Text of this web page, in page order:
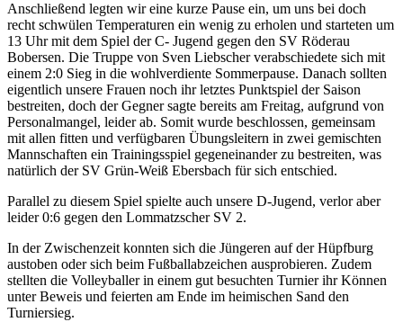
Anschließend legten wir eine kurze Pause ein, um uns bei doch
recht schwülen Temperaturen ein wenig zu erholen und starteten um
13 Uhr mit dem Spiel der C- Jugend gegen den SV Röderau
Bobersen. Die Truppe von Sven Liebscher verabschiedete sich mit
einem 2:0 Sieg in die wohlverdiente Sommerpause. Danach sollten
eigentlich unsere Frauen noch ihr letztes Punktspiel der Saison
bestreiten, doch der Gegner sagte bereits am Freitag, aufgrund von
Personalmangel, leider ab. Somit wurde beschlossen, gemeinsam
mit allen fitten und verfügbaren Übungsleitern in zwei gemischten
Mannschaften ein Trainingsspiel gegeneinander zu bestreiten, was
natürlich der SV Grün-Weiß Ebersbach für sich entschied.
Parallel zu diesem Spiel spielte auch unsere D-Jugend, verlor aber
leider 0:6 gegen den Lommatzscher SV 2.
In der Zwischenzeit konnten sich die Jüngeren auf der Hüpfburg
austoben oder sich beim Fußballabzeichen ausprobieren. Zudem
stellten die Volleyballer in einem gut besuchten Turnier ihr Können
unter Beweis und feierten am Ende im heimischen Sand den
Turniersieg.